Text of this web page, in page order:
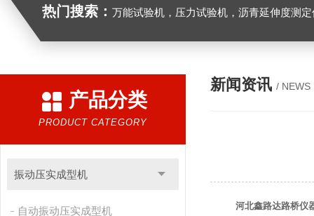
热门搜索： 万能试验机，压力试验机，沥青延伸度测定仪，沥青混合料拌合机，全自动沥青混合料离心式抽提仪，马歇尔电动
产品分类
PRODUCT CATEGORY
振动压实成型机
自动振动压实成型机
新闻资讯 / NEWS
河北鑫路达路桥仪